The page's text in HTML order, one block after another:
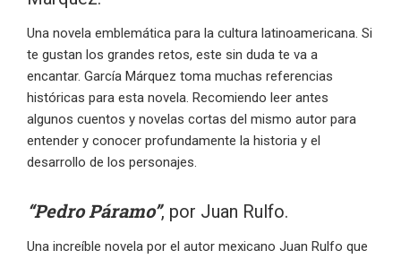
Una novela emblemática para la cultura latinoamericana. Si
te gustan los grandes retos, este sin duda te va a
encantar. García Márquez toma muchas referencias
históricas para esta novela. Recomiendo leer antes
algunos cuentos y novelas cortas del mismo autor para
entender y conocer profundamente la historia y el
desarrollo de los personajes.
“Pedro Páramo”, por Juan Rulfo.
Una increíble novela por el autor mexicano Juan Rulfo que